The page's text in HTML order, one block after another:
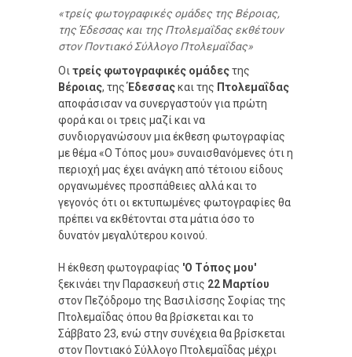
τρείς φωτογραφικές ομάδες της Βέροιας,
της Έδεσσας και της Πτολεμαΐδας εκθέτουν
στον Ποντιακό Σύλλογο Πτολεμαΐδας
Οι τρείς φωτογραφικές ομάδεςτης
Βέροιας, τηςΈδεσσαςκαι της Πτολεμαΐδας
αποφάσισαν να συνεργαστούν για πρώτη
φορά και οι τρεις μαζί και να
συνδιοργανώσουν μια έκθεση φωτογραφίας
με θέμα «Ο Τόπος μου» συναισθανόμενες ότι η
περιοχή μας έχει ανάγκη από τέτοιου είδους
οργανωμένες προσπάθειες αλλά και το
γεγονός ότι οι εκτυπωμένες φωτογραφίες θα
πρέπει να εκθέτονται στα μάτια όσο το
δυνατόν μεγαλύτερου κοινού.
Η έκθεση φωτογραφίας 'Ο Τόπος μου'
ξεκινάει την Παρασκευή στις 22 Μαρτίου
στον Πεζόδρομο της Βασιλίσσης Σοφίας της
Πτολεμαΐδας όπου θα βρίσκεται και το
Σάββατο 23, ενώ στην συνέχεια θα βρίσκεται
στον Ποντιακό Σύλλογο Πτολεμαΐδας μέχρι